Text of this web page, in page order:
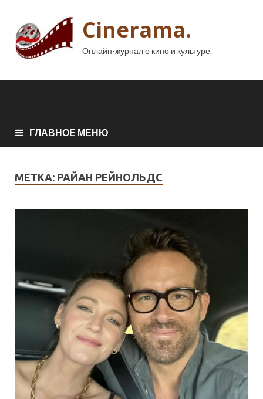
Cinerama.
Онлайн-журнал о кино и культуре.
ГЛАВНОЕ МЕНЮ
МЕТКА: РАЙАН РЕЙНОЛЬДС